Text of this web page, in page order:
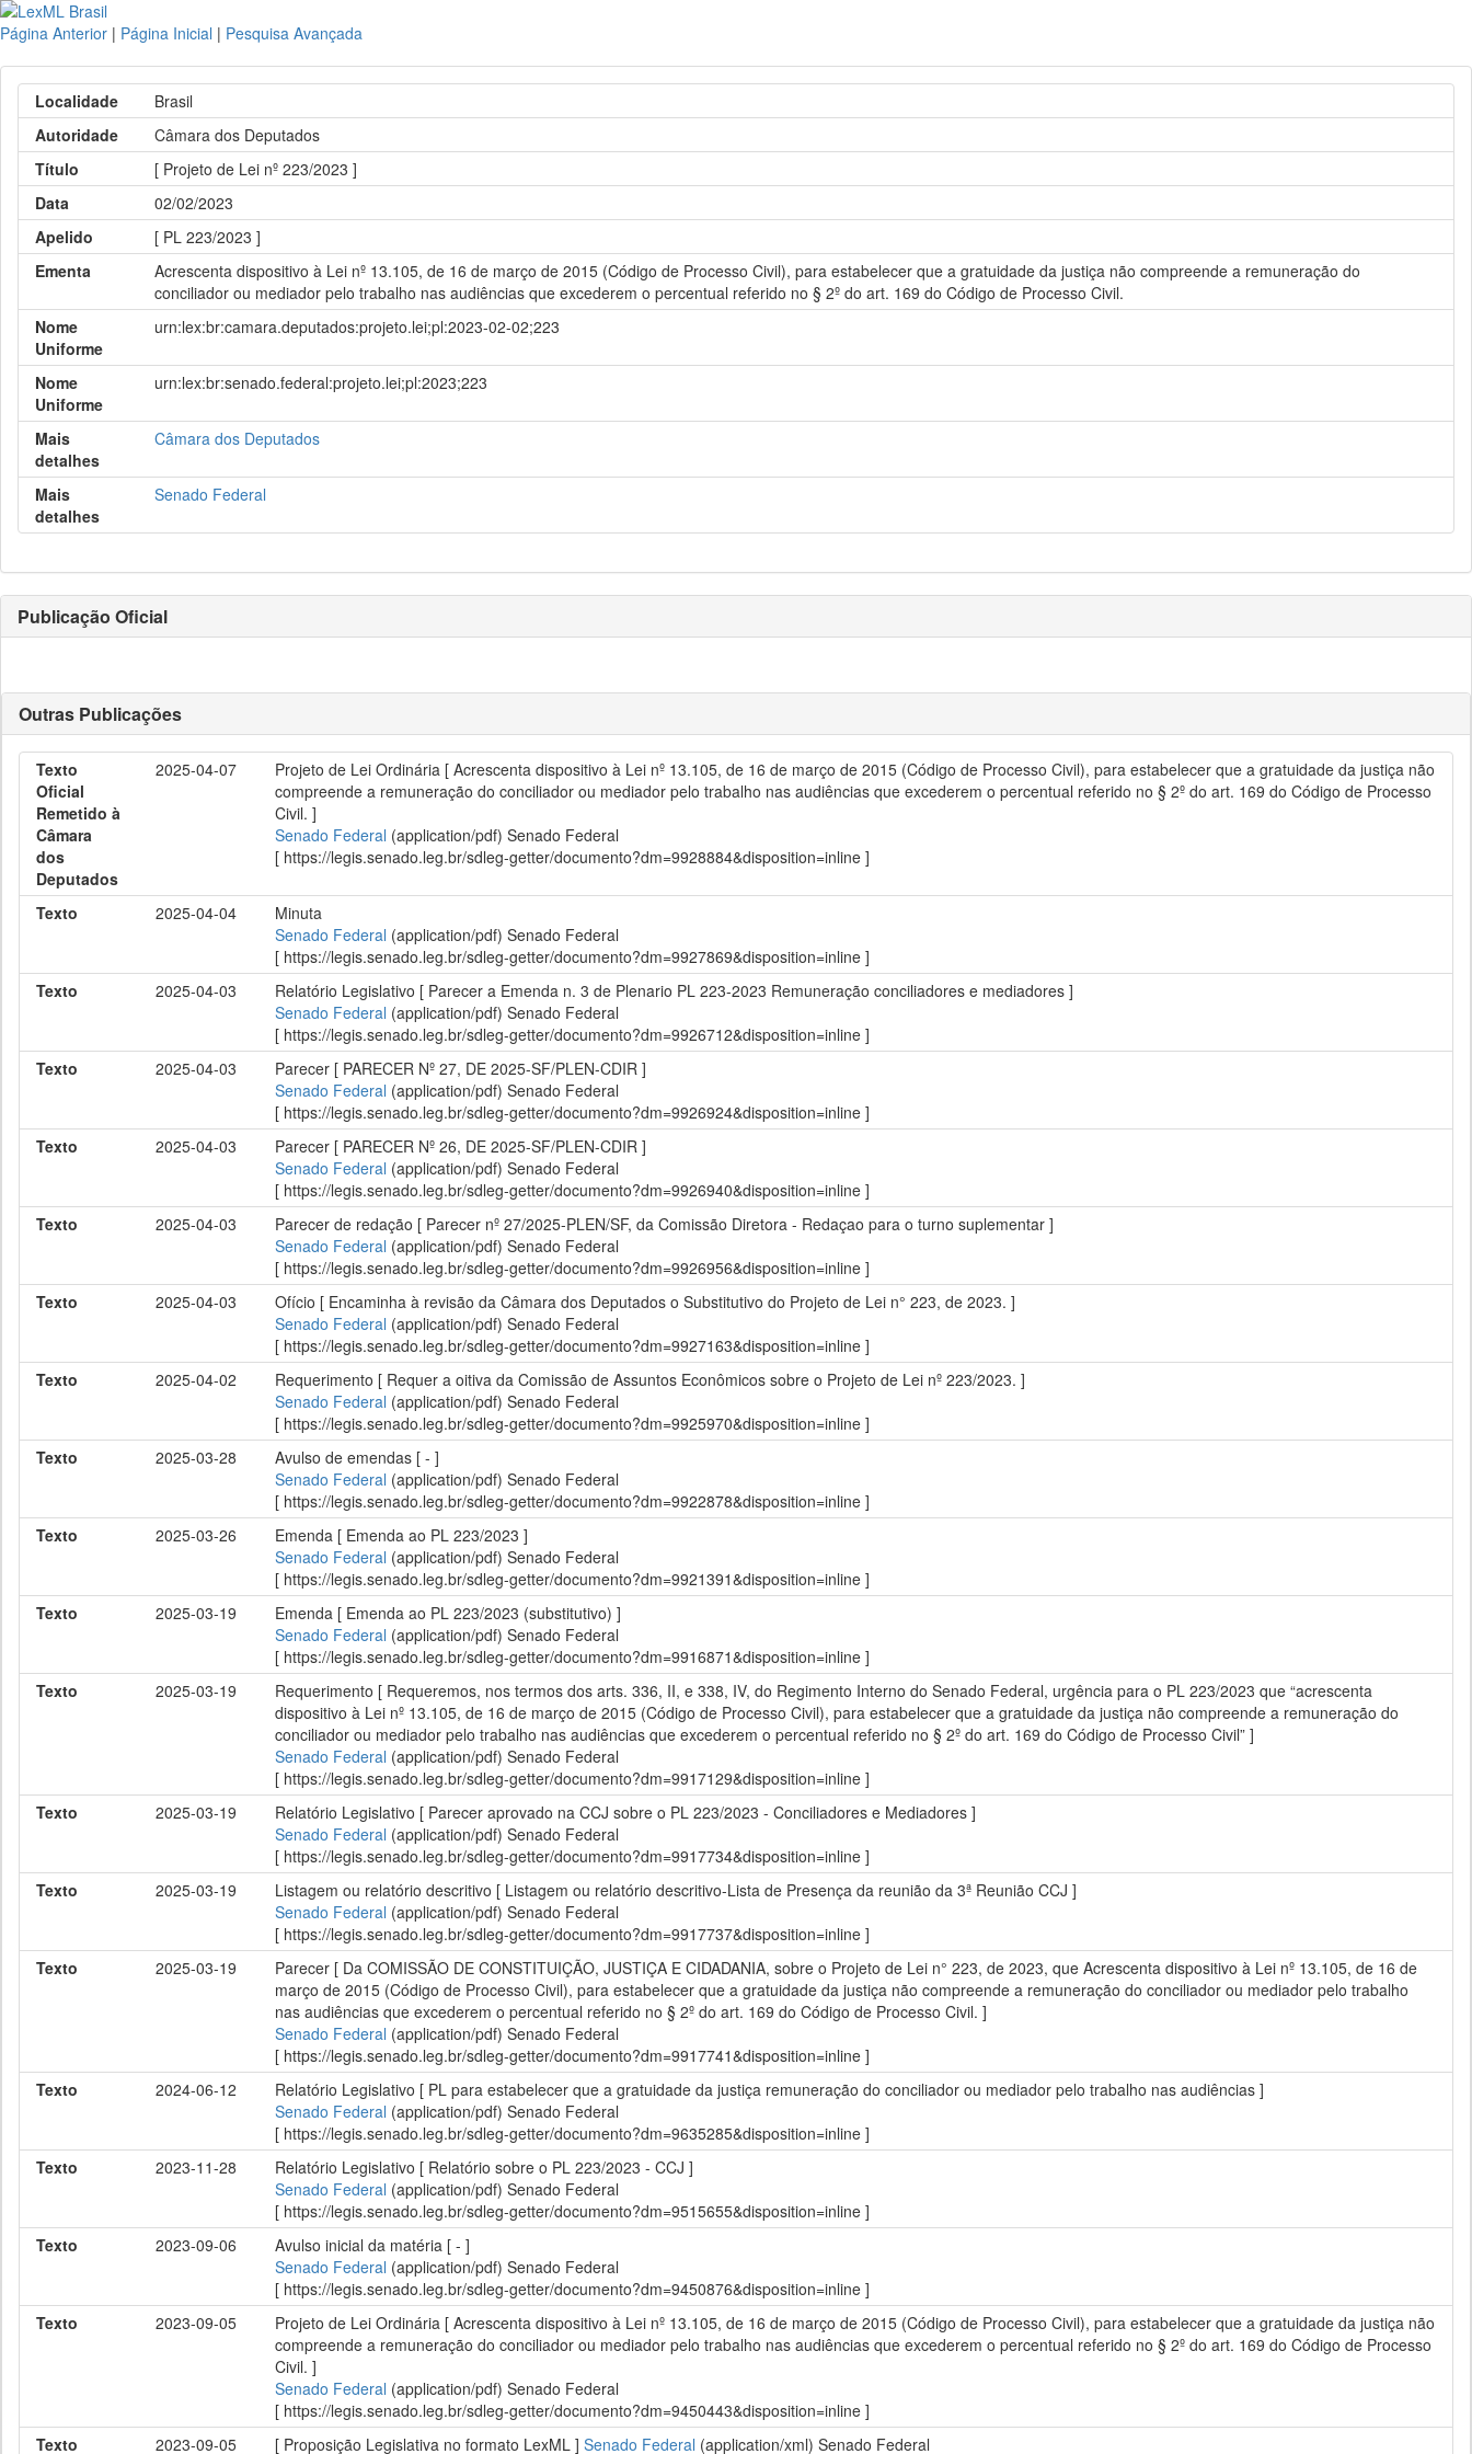
Página Anterior | Página Inicial | Pesquisa Avançada
Localidade
Brasil
Autoridade
Câmara dos Deputados
Título
[ Projeto de Lei nº 223/2023 ]
Data
02/02/2023
Apelido
[ PL 223/2023 ]
Ementa
Acrescenta dispositivo à Lei nº 13.105, de 16 de março de 2015 (Código de Processo Civil), para estabelecer que a gratuidade da justiça não compreende a remuneração do
conciliador ou mediador pelo trabalho nas audiências que excederem o percentual referido no § 2º do art. 169 do Código de Processo Civil.
Nome
Uniforme
urn:lex:br:camara.deputados:projeto.lei;pl:2023-02-02;223
Nome
Uniforme
urn:lex:br:senado.federal:projeto.lei;pl:2023;223
Mais
detalhes
Câmara dos Deputados
Mais
detalhes
Senado Federal
Publicação Oficial
Outras Publicações
Texto
Oficial
Remetido à
Câmara
dos
Deputados
2025-04-07
Projeto de Lei Ordinária [ Acrescenta dispositivo à Lei nº 13.105, de 16 de março de 2015 (Código de Processo Civil), para estabelecer que a gratuidade da justiça não
compreende a remuneração do conciliador ou mediador pelo trabalho nas audiências que excederem o percentual referido no § 2º do art. 169 do Código de Processo
Civil. ]
Senado Federal (application/pdf) Senado Federal
[ https://legis.senado.leg.br/sdleg-getter/documento?dm=9928884&disposition=inline ]
Texto 2025-04-04
Minuta
Senado Federal (application/pdf) Senado Federal
[ https://legis.senado.leg.br/sdleg-getter/documento?dm=9927869&disposition=inline ]
Texto
2025-04-03
Relatório Legislativo [ Parecer a Emenda n. 3 de Plenario PL 223-2023 Remuneração conciliadores e mediadores ]
Senado Federal (application/pdf) Senado Federal
[ https://legis.senado.leg.br/sdleg-getter/documento?dm=9926712&disposition=inline ]
Texto
2025-04-03
Parecer [ PARECER Nº 27, DE 2025-SF/PLEN-CDIR ]
Senado Federal (application/pdf) Senado Federal
[ https://legis.senado.leg.br/sdleg-getter/documento?dm=9926924&disposition=inline ]
Texto
2025-04-03
Parecer [ PARECER Nº 26, DE 2025-SF/PLEN-CDIR ]
Senado Federal (application/pdf) Senado Federal
[ https://legis.senado.leg.br/sdleg-getter/documento?dm=9926940&disposition=inline ]
Texto
2025-04-03
Parecer de redação [ Parecer nº 27/2025-PLEN/SF, da Comissão Diretora - Redaçao para o turno suplementar ]
Senado Federal (application/pdf) Senado Federal
[ https://legis.senado.leg.br/sdleg-getter/documento?dm=9926956&disposition=inline ]
Texto
2025-04-03
Ofício [ Encaminha à revisão da Câmara dos Deputados o Substitutivo do Projeto de Lei n° 223, de 2023. ]
Senado Federal (application/pdf) Senado Federal
[ https://legis.senado.leg.br/sdleg-getter/documento?dm=9927163&disposition=inline ]
Texto
2025-04-02
Requerimento [ Requer a oitiva da Comissão de Assuntos Econômicos sobre o Projeto de Lei nº 223/2023. ]
Senado Federal (application/pdf) Senado Federal
[ https://legis.senado.leg.br/sdleg-getter/documento?dm=9925970&disposition=inline ]
Texto
2025-03-28
Avulso de emendas [ - ]
Senado Federal (application/pdf) Senado Federal
[ https://legis.senado.leg.br/sdleg-getter/documento?dm=9922878&disposition=inline ]
Texto
2025-03-26
Emenda [ Emenda ao PL 223/2023 ]
Senado Federal (application/pdf) Senado Federal
[ https://legis.senado.leg.br/sdleg-getter/documento?dm=9921391&disposition=inline ]
Texto
2025-03-19
Emenda [ Emenda ao PL 223/2023 (substitutivo) ]
Senado Federal (application/pdf) Senado Federal
[ https://legis.senado.leg.br/sdleg-getter/documento?dm=9916871&disposition=inline ]
Texto
2025-03-19
Requerimento [ Requeremos, nos termos dos arts. 336, II, e 338, IV, do Regimento Interno do Senado Federal, urgência para o PL 223/2023 que “acrescenta
dispositivo à Lei nº 13.105, de 16 de março de 2015 (Código de Processo Civil), para estabelecer que a gratuidade da justiça não compreende a remuneração do
conciliador ou mediador pelo trabalho nas audiências que excederem o percentual referido no § 2º do art. 169 do Código de Processo Civil” ]
Senado Federal (application/pdf) Senado Federal
[ https://legis.senado.leg.br/sdleg-getter/documento?dm=9917129&disposition=inline ]
Texto
2025-03-19
Relatório Legislativo [ Parecer aprovado na CCJ sobre o PL 223/2023 - Conciliadores e Mediadores ]
Senado Federal (application/pdf) Senado Federal
[ https://legis.senado.leg.br/sdleg-getter/documento?dm=9917734&disposition=inline ]
Texto
2025-03-19
Listagem ou relatório descritivo [ Listagem ou relatório descritivo-Lista de Presença da reunião da 3ª Reunião CCJ ]
Senado Federal (application/pdf) Senado Federal
[ https://legis.senado.leg.br/sdleg-getter/documento?dm=9917737&disposition=inline ]
Texto
2025-03-19
Parecer [ Da COMISSÃO DE CONSTITUIÇÃO, JUSTIÇA E CIDADANIA, sobre o Projeto de Lei n° 223, de 2023, que Acrescenta dispositivo à Lei nº 13.105, de 16 de
março de 2015 (Código de Processo Civil), para estabelecer que a gratuidade da justiça não compreende a remuneração do conciliador ou mediador pelo trabalho
nas audiências que excederem o percentual referido no § 2º do art. 169 do Código de Processo Civil. ]
Senado Federal (application/pdf) Senado Federal
[ https://legis.senado.leg.br/sdleg-getter/documento?dm=9917741&disposition=inline ]
Texto
2024-06-12
Relatório Legislativo [ PL para estabelecer que a gratuidade da justiça remuneração do conciliador ou mediador pelo trabalho nas audiências ]
Senado Federal (application/pdf) Senado Federal
[ https://legis.senado.leg.br/sdleg-getter/documento?dm=9635285&disposition=inline ]
Texto
2023-11-28
Relatório Legislativo [ Relatório sobre o PL 223/2023 - CCJ ]
Senado Federal (application/pdf) Senado Federal
[ https://legis.senado.leg.br/sdleg-getter/documento?dm=9515655&disposition=inline ]
Texto
2023-09-06
Avulso inicial da matéria [ - ]
Senado Federal (application/pdf) Senado Federal
[ https://legis.senado.leg.br/sdleg-getter/documento?dm=9450876&disposition=inline ]
Texto
2023-09-05
Projeto de Lei Ordinária [ Acrescenta dispositivo à Lei nº 13.105, de 16 de março de 2015 (Código de Processo Civil), para estabelecer que a gratuidade da justiça não
compreende a remuneração do conciliador ou mediador pelo trabalho nas audiências que excederem o percentual referido no § 2º do art. 169 do Código de Processo
Civil. ]
Senado Federal (application/pdf) Senado Federal
[ https://legis.senado.leg.br/sdleg-getter/documento?dm=9450443&disposition=inline ]
Texto
2023-09-05 [ Proposição Legislativa no formato LexML ] Senado Federal (application/xml) Senado Federal